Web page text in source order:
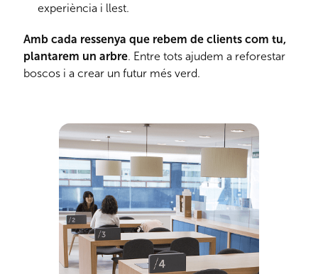
experiència i llest.
Amb cada ressenya que rebem de clients com tu,
plantarem un arbre. Entre tots ajudem a reforestar
boscos i a crear un futur més verd.